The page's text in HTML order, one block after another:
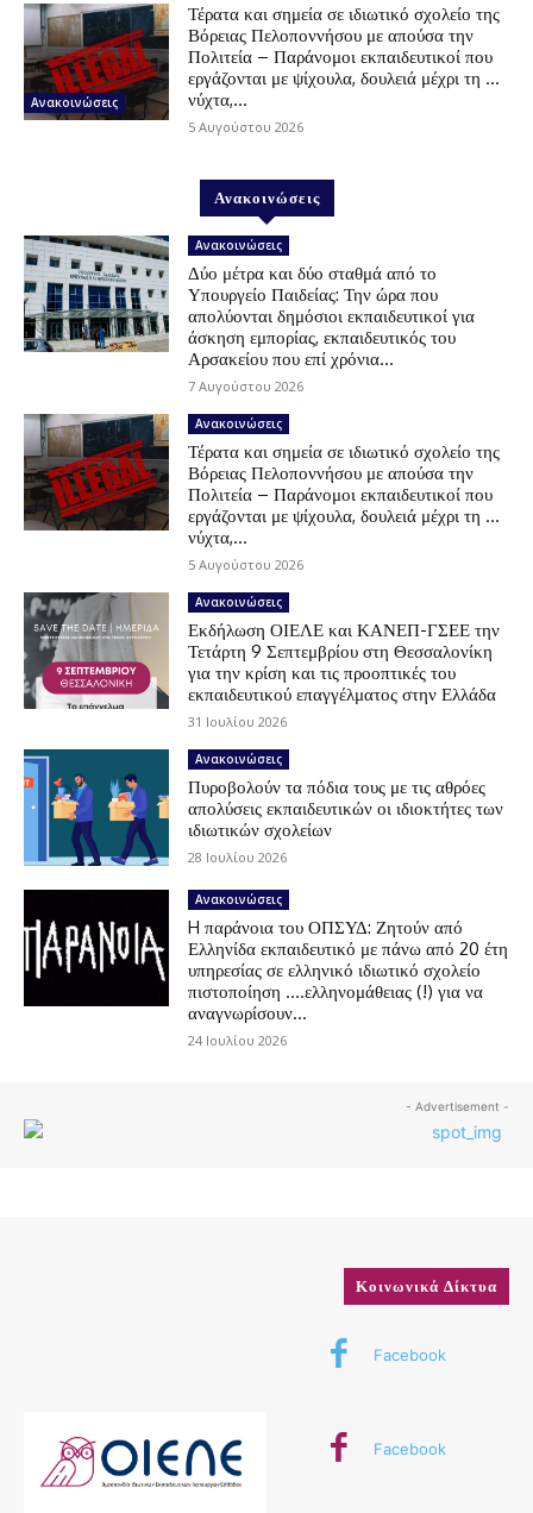
Ανακοινώσεις
Τέρατα και σημεία σε ιδιωτικό σχολείο της
Βόρειας Πελοποννήσου με απούσα την
Πολιτεία – Παράνομοι εκπαιδευτικοί που
εργάζονται με ψίχουλα, δουλειά μέχρι τη …
νύχτα,...
5 Αυγούστου 2026
Ανακοινώσεις
Ανακοινώσεις
Δύο μέτρα και δύο σταθμά από το
Υπουργείο Παιδείας: Την ώρα που
απολύονται δημόσιοι εκπαιδευτικοί για
άσκηση εμπορίας, εκπαιδευτικός του
Αρσακείου που επί χρόνια...
7 Αυγούστου 2026
Ανακοινώσεις
Τέρατα και σημεία σε ιδιωτικό σχολείο της
Βόρειας Πελοποννήσου με απούσα την
Πολιτεία – Παράνομοι εκπαιδευτικοί που
εργάζονται με ψίχουλα, δουλειά μέχρι τη …
νύχτα,...
5 Αυγούστου 2026
Ανακοινώσεις
Εκδήλωση ΟΙΕΛΕ και ΚΑΝΕΠ-ΓΣΕΕ την
Τετάρτη 9 Σεπτεμβρίου στη Θεσσαλονίκη
για την κρίση και τις προοπτικές του
εκπαιδευτικού επαγγέλματος στην Ελλάδα
31 Ιουλίου 2026
Ανακοινώσεις
Πυροβολούν τα πόδια τους με τις αθρόες
απολύσεις εκπαιδευτικών οι ιδιοκτήτες των
ιδιωτικών σχολείων
28 Ιουλίου 2026
Ανακοινώσεις
H παράνοια του ΟΠΣΥΔ: Ζητούν από
Ελληνίδα εκπαιδευτικό με πάνω από 20 έτη
υπηρεσίας σε ελληνικό ιδιωτικό σχολείο
πιστοποίηση ….ελληνομάθειας (!) για να
αναγνωρίσουν...
24 Ιουλίου 2026
- Advertisement -
Κοινωνικά Δίκτυα
Facebook
Facebook